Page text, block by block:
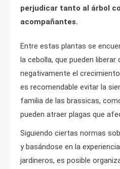
perjudicar tanto al árbol
acompañantes.
Entre estas plantas se
la cebolla, que pueden
negativamente el
es recomendable evitar la
familia de las brassicas,
pueden atraer plagas que
Siguiendo ciertas normas
y basándose en la
jardineros, es posible